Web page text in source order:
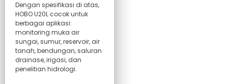
Dengan spesifikasi di atas,
HOBO U20L cocok untuk
berbagai aplikasi:
monitoring muka air
sungai, sumur, reservoir, air
tanah, bendungan, saluran
drainase, irigasi, dan
penelitian hidrologi.